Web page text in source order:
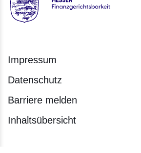
Hessen - Finanzgerichtsbarkeit Hessen
Impressum
Datenschutz
Barriere melden
Inhaltsübersicht